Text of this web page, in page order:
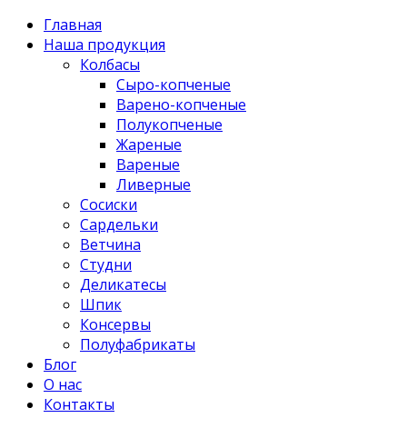
Главная
Наша продукция
Колбасы
Сыро-копченые
Варено-копченые
Полукопченые
Жареные
Вареные
Ливерные
Сосиски
Сардельки
Ветчина
Студни
Деликатесы
Шпик
Консервы
Полуфабрикаты
Блог
О нас
Контакты